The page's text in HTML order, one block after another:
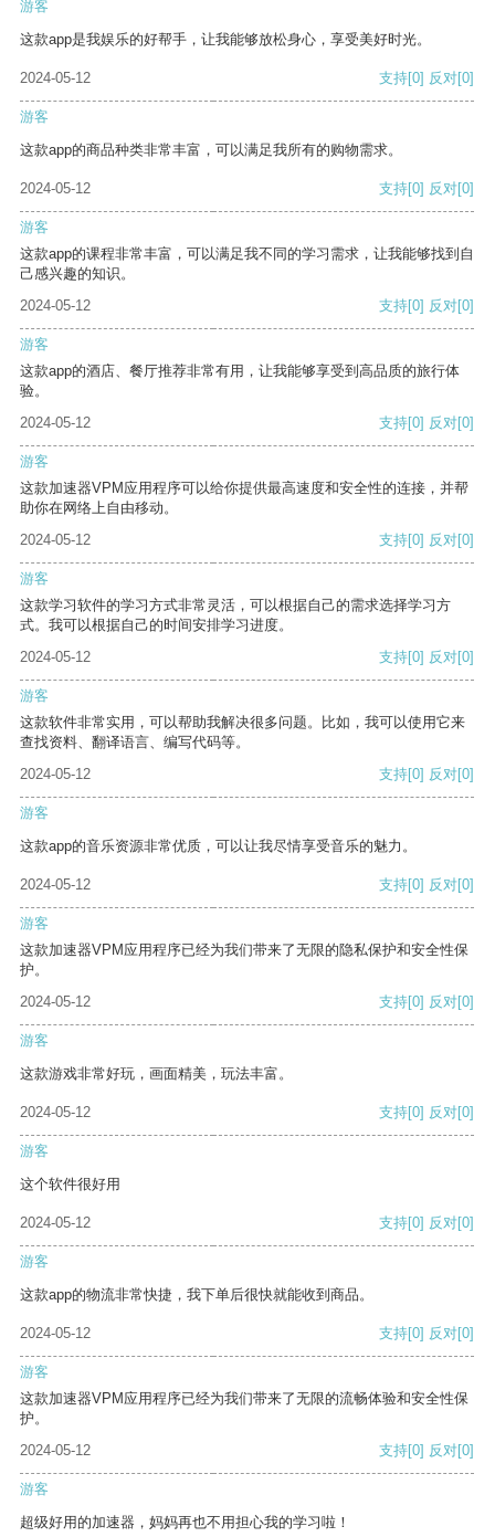
游客
这款app是我娱乐的好帮手，让我能够放松身心，享受美好时光。
2024-05-12 支持[0] 反对[0]
游客
这款app的商品种类非常丰富，可以满足我所有的购物需求。
2024-05-12 支持[0] 反对[0]
游客
这款app的课程非常丰富，可以满足我不同的学习需求，让我能够找到自
己感兴趣的知识。
2024-05-12
支持[0] 反对[0]
游客
这款app的酒店、餐厅推荐非常有用，让我能够享受到高品质的旅行体
验。
2024-05-12
支持[0] 反对[0]
游客
这款加速器VPM应用程序可以给你提供最高速度和安全性的连接，并帮
助你在网络上自由移动。
2024-05-12
支持[0] 反对[0]
游客
这款学习软件的学习方式非常灵活，可以根据自己的需求选择学习方
式。我可以根据自己的时间安排学习进度。
2024-05-12
支持[0] 反对[0]
游客
这款软件非常实用，可以帮助我解决很多问题。比如，我可以使用它来
查找资料、翻译语言、编写代码等。
2024-05-12
支持[0] 反对[0]
游客
这款app的音乐资源非常优质，可以让我尽情享受音乐的魅力。
2024-05-12 支持[0] 反对[0]
游客
这款加速器VPM应用程序已经为我们带来了无限的隐私保护和安全性保
护。
2024-05-12
支持[0] 反对[0]
游客
这款游戏非常好玩，画面精美，玩法丰富。
2024-05-12 支持[0] 反对[0]
游客
这个软件很好用
2024-05-12 支持[0] 反对[0]
游客
这款app的物流非常快捷，我下单后很快就能收到商品。
2024-05-12 支持[0] 反对[0]
游客
这款加速器VPM应用程序已经为我们带来了无限的流畅体验和安全性保
护。
2024-05-12
支持[0] 反对[0]
游客
超级好用的加速器，妈妈再也不用担心我的学习啦！